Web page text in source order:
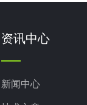
资讯中心
新闻中心